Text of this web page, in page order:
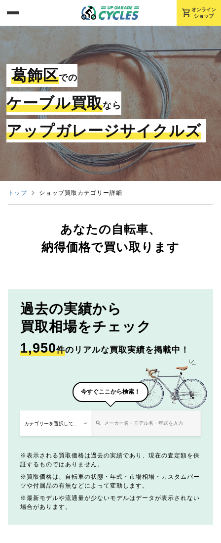
shopping_cart オンライン
ショップ
葛飾区での
ケーブル買取なら
アップガレージサイクルズ
トップ ショップ買取カテゴリー詳細
あなたの自転車、
納得価格で買い取ります
過去の実績から
買取相場をチェック
1,950件のリアルな買取実績を掲載中！
今すぐここから検索！
表示される買取価格は過去の実績であり、現在の査定額を保
証するものではありません。
買取価格は、自転車の状態・年式・市場相場・カスタムパー
ツや付属品の有無などによって変動します。
最新モデルや流通量が少ないモデルはデータが表示されない
場合があります。